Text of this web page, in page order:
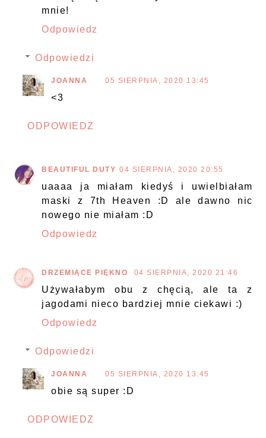
mnie!
Odpowiedz
Odpowiedzi
JOANNA 05 SIERPNIA, 2020 13:45
<3
ODPOWIEDZ
BEAUTIFUL DUTY 04 SIERPNIA, 2020 20:55
uaaaa ja miałam kiedyś i uwielbiałam
maski z 7th Heaven :D ale dawno nic
nowego nie miałam :D
Odpowiedz
DRZEMIĄCE PIĘKNO 04 SIERPNIA, 2020 21:46
Używałabym obu z chęcią, ale ta z
jagodami nieco bardziej mnie ciekawi :)
Odpowiedz
Odpowiedzi
JOANNA 05 SIERPNIA, 2020 13:45
obie są super :D
ODPOWIEDZ